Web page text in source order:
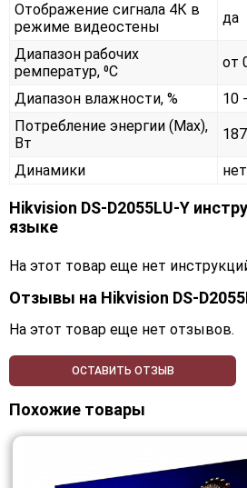
Отображение сигнала 4К в
режиме видеостены
да
Диапазон рабочих
ремператур, ⁰С
от
Диапазон влажности, %
10
Потребление энергии (Max),
Вт
187
Динамики нет
Hikvision DS-D2055LU-Y
языке
На этот товар еще нет
Отзывы на Hikvision DS-
На этот товар еще нет отзывов.
ОСТАВИТЬ ОТЗЫВ
Похожие товары